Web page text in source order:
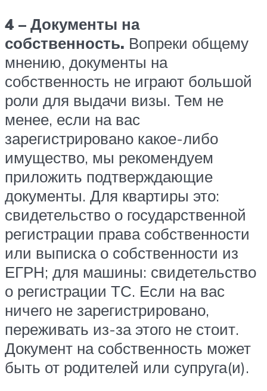
4 – Документы на
собственность. Вопреки общему
мнению, документы на
собственность не играют большой
роли для выдачи визы. Тем не
менее, если на вас
зарегистрировано какое-либо
имущество, мы рекомендуем
приложить подтверждающие
документы. Для квартиры это:
свидетельство о государственной
регистрации права собственности
или выписка о собственности из
ЕГРН; для машины: свидетельство
о регистрации ТС. Если на вас
ничего не зарегистрировано,
переживать из-за этого не стоит.
Документ на собственность может
быть от родителей или супруга(и).